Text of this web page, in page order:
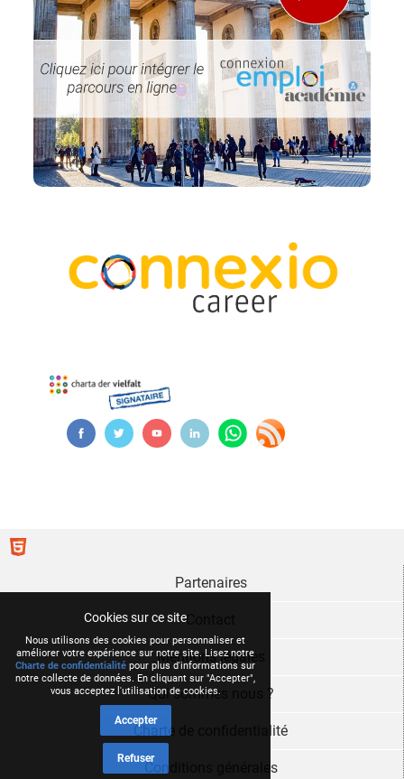
Cookies sur ce site
Nous utilisons des cookies pour personnaliser et
améliorer votre expérience sur notre site. Lisez notre
Charte de confidentialité pour plus d'informations sur
notre collecte de données. En cliquant sur "Accepter",
vous acceptez l'utilisation de cookies.
Accepter
Refuser
Partenaires
Contact
Mentions légales
Qui sommes nous ?
Charte de confidentialité
Conditions générales